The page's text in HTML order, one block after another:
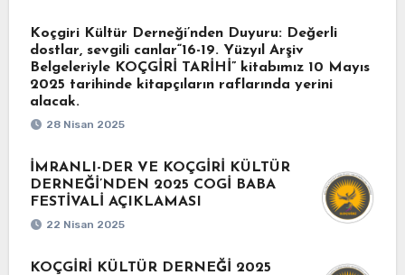
Koçgiri Kültür Derneği’nden Duyuru: Değerli
dostlar, sevgili canlar“16-19. Yüzyıl Arşiv
Belgeleriyle KOÇGİRİ TARİHİ” kitabımız 10 Mayıs
2025 tarihinde kitapçıların raflarında yerini
alacak.
28 Nisan 2025
İMRANLI-DER VE KOÇGİRİ KÜLTÜR
DERNEĞİ’NDEN 2025 COGİ BABA
FESTİVALİ AÇIKLAMASI
22 Nisan 2025
KOÇGİRİ KÜLTÜR DERNEĞİ 2025